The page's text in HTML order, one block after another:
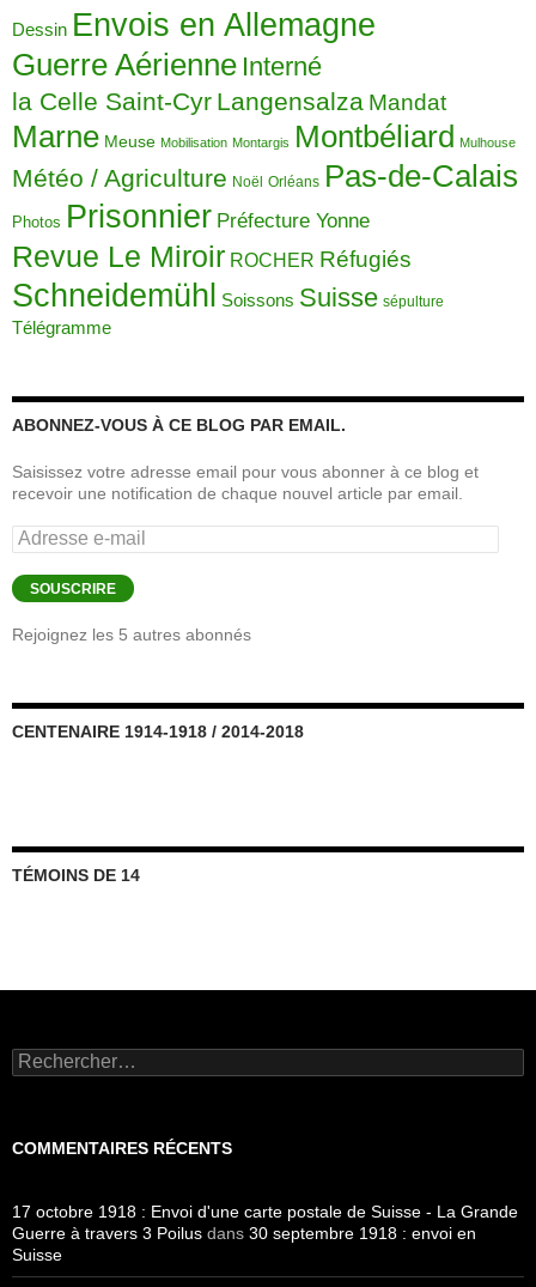
Dessin Envois en Allemagne
Guerre Aérienne Interné
la Celle Saint-Cyr Langensalza Mandat
Marne Meuse Mobilisation Montargis Montbéliard Mulhouse
Météo / Agriculture Noël Orléans Pas-de-Calais
Photos Prisonnier Préfecture Yonne
Revue Le Miroir ROCHER Réfugiés
Schneidemühl Soissons Suisse sépulture
Télégramme
ABONNEZ-VOUS À CE BLOG PAR EMAIL.
Saisissez votre adresse email pour vous abonner à ce blog et
recevoir une notification de chaque nouvel article par email.
Adresse
e-
mail
SOUSCRIRE
Rejoignez les 5 autres abonnés
CENTENAIRE 1914-1918 / 2014-2018
TÉMOINS DE 14
Rechercher :
COMMENTAIRES RÉCENTS
17 octobre 1918 : Envoi d'une carte postale de Suisse - La Grande
Guerre à travers 3 Poilus dans 30 septembre 1918 : envoi en
Suisse